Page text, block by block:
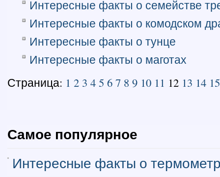
Интересные факты о семействе
Интересные факты о комодском
Интересные факты о тунце
Интересные факты о маготах
Страница: 1 2 3 4 5 6 7 8 9 10 11 12 13 14 15
Самое популярное
Интересные факты о